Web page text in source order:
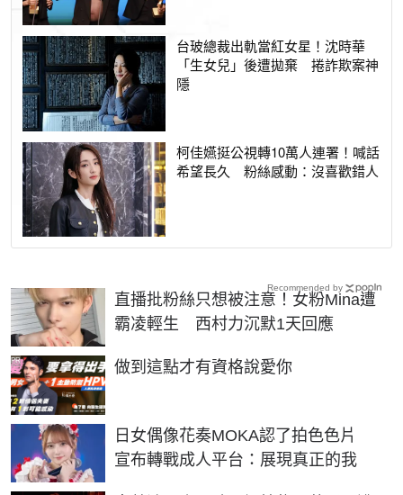
台玻總裁出軌當紅女星！沈時華
「生女兒」後遭拋棄 捲詐欺案神
隱
柯佳嬿挺公視轉10萬人連署！喊話
希望長久 粉絲感動：沒喜歡錯人
直播批粉絲只想被注意！女粉Mina遭
霸凌輕生 西村力沉默1天回應
做到這點才有資格說愛你
PR
日女偶像花奏MOKA認了拍色色片
宣布轉戰成人平台：展現真正的我
Recommended by